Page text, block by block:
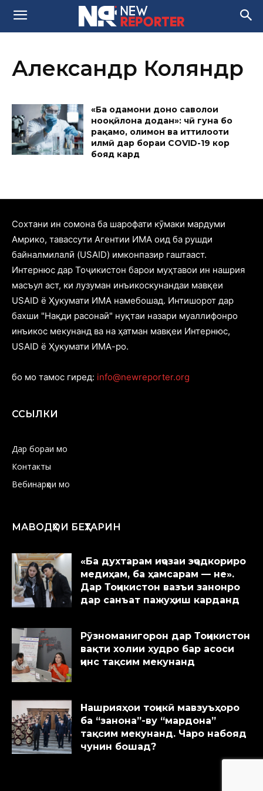
Александр Коляндр
«Ба одамони доно саволҳои
нооқӣлона додан»: чӣ гуна бо
рақамҳо, олимон ва иттилооти
илмӣ дар бораи COVID-19 кор
бояд кард
Cохтани ин сомона ба шарофати кӯмаки мардуми
Амрико, тавассути Агентии ИМА оид ба рушди
байналмилалӣ (USAID) имконпазир гаштааст.
Интернюс дар Тоҷикистон барои муҳтавои ин нашрия
масъул аст, ки лузуман инъикоскунандаи мавқеи
USAID ё Ҳукумати ИМА намебошад. Интишорот дар
бахши "Нақди расонаӣ" нуқтаи назари муаллифонро
инъикос мекунанд ва на ҳатман мавқеи Интернюс,
USAID ё Ҳукумати ИМА-ро.
бо мо тамос гиред: info@newreporter.org
ССЫЛКИ
Дар бораи мо
Контакты
Вебинарҳои мо
МАВОДҲОИ БЕҲТАРИН
«Ба духтарам иҷозаи эҷодкориро
медиҳам, ба ҳамсарам — не».
Дар Тоҷикистон вазъи занонро
дар санъат пажуҳиш карданд
Рӯзноманигорон дар Тоҷикистон
вақти холии худро бар асоси
ҷинс тақсим мекунанд
Нашрияҳои тоҷикӣ мавзуъҳоро
ба “занона”-ву “мардона”
тақсим мекунанд. Чаро набояд
чунин бошад?